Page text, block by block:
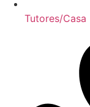
Tutores/Casa